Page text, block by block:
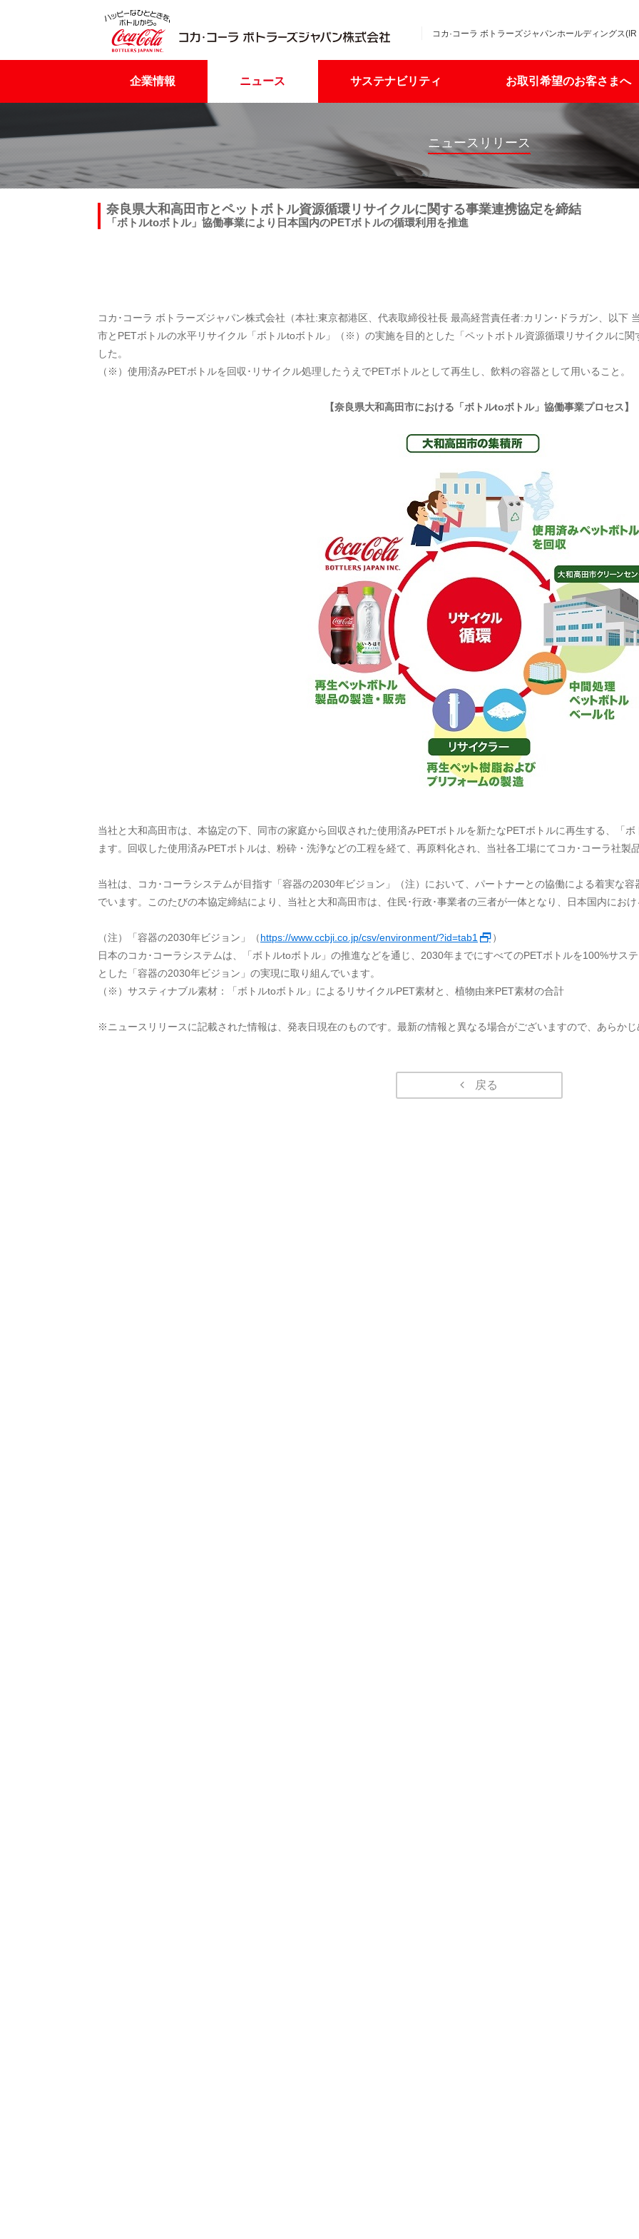
コカ·コーラ ボトラーズジャパンホールディングス
企業情報 ニュース サステナビリティ お取引希望のお客さまへ
ニュースリリース
奈良県大和高田市とペットボトル資源循環リサイクルに関する事業連携協定を締結
「ボトルtoボトル」協働事業により日本国内のPETボトルの循環利用を推進
コカ･コーラ ボトラーズジャパン株式会社（本社:東京都港区、代表取締役社長 最高経営責任者:カリン･ドラガン、以下
市とPETボトルの水平リサイクル「ボトルtoボトル」（※）の実施を目的とした「ペットボトル資源循環リサイクルに関
した。
（※）使用済みPETボトルを回収･リサイクル処理したうえでPETボトルとして再生し、飲料の容器として用いること。
【奈良県大和高田市における「ボトルtoボトル」協働事業プロセス】
当社と大和高田市は、本協定の下、同市の家庭から回収された使用済みPETボトルを新たなPETボトルに再生する、「
ます。回収した使用済みPETボトルは、粉砕・洗浄などの工程を経て、再原料化され、当社各工場にてコカ･コーラ社製
当社は、コカ･コーラシステムが目指す「容器の2030年ビジョン」（注）において、パートナーとの協働による着実な
でいます。このたびの本協定締結により、当社と大和高田市は、住民･行政･事業者の三者が一体となり、日本国内にお
（注）「容器の2030年ビジョン」（https://www.ccbji.co.jp/csv/environment/?id=tab1
）
日本のコカ･コーラシステムは、「ボトルtoボトル」の推進などを通じ、2030年までにすべてのPETボトルを100%サス
とした「容器の2030年ビジョン」の実現に取り組んでいます。
（※）サスティナブル素材：「ボトルtoボトル」によるリサイクルPET素材と、植物由来PET素材の合計
※ニュースリリースに記載された情報は、発表日現在のものです。最新の情報と異なる場合がございますので、あらかじ
戻る